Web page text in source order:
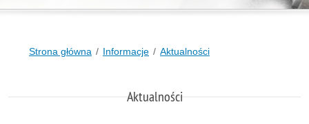
Strona główna Informacje Aktualności
Aktualności